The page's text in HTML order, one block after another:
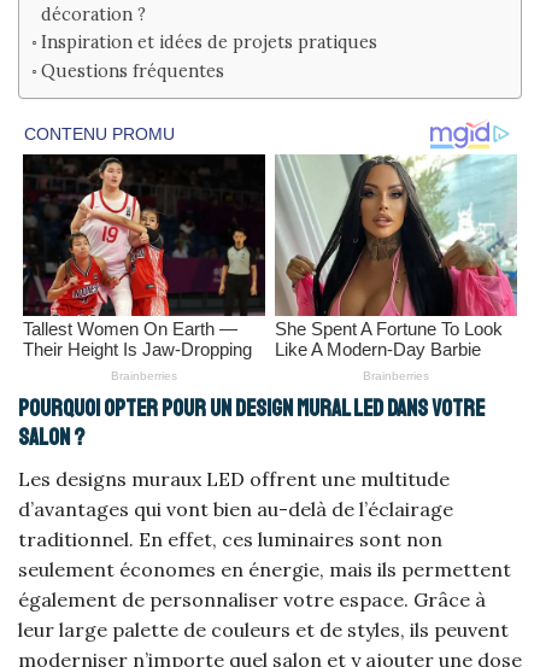
décoration ?
Inspiration et idées de projets pratiques
Questions fréquentes
Pourquoi opter pour un design mural LED dans votre
salon ?
Les designs muraux LED offrent une multitude
d’avantages qui vont bien au-delà de l’éclairage
traditionnel. En effet, ces luminaires sont non
seulement économes en énergie, mais ils permettent
également de personnaliser votre espace. Grâce à
leur large palette de couleurs et de styles, ils peuvent
moderniser n’importe quel salon et y ajouter une dose